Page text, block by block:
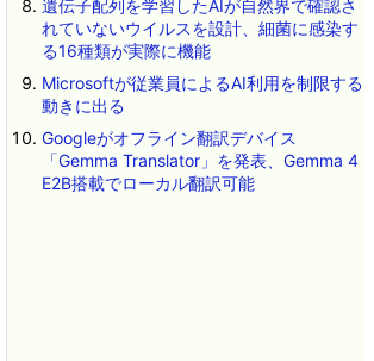
遺伝子配列を学習したAIが自然界で確認さ
れていないウイルスを設計、細菌に感染す
る16種類が実際に機能
Microsoftが従業員によるAI利用を制限する
動きに出る
Googleがオフライン翻訳デバイス
「Gemma Translator」を発表、Gemma 4
E2B搭載でローカル翻訳可能